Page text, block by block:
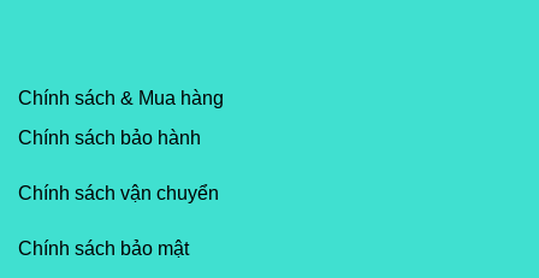
Chính sách & Mua hàng
Chính sách bảo hành
Chính sách vận chuyển
Chính sách bảo mật